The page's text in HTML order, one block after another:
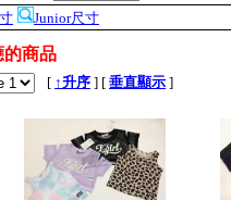
Junior尺寸
的商品
[ ↑升序 ] [ 垂直顯示 ]